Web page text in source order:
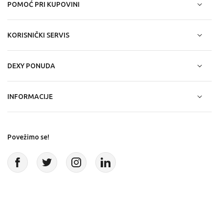
POMOĆ PRI KUPOVINI
KORISNIČKI SERVIS
DEXY PONUDA
INFORMACIJE
Povežimo se!